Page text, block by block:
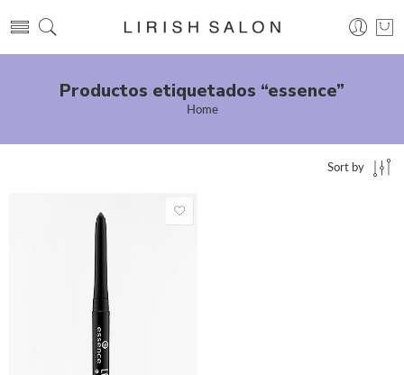
Productos etiquetados “essence”
Home
Sort by